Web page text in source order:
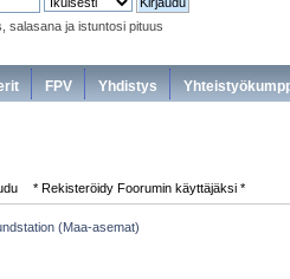
salasana ja istuntosi pituus
FPV Yhdistys
* Rekisteröidy Foorumin käyttäjäksi *
(Maa-asemat)